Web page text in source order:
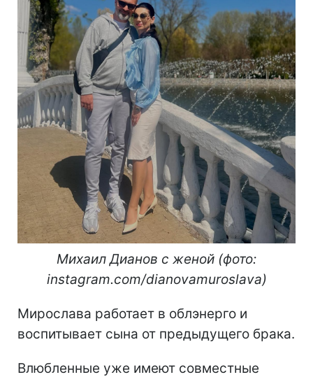
Михаил Дианов с женой (фото:
instagram.com/dianovamuroslava)
Мирослава работает в облэнерго и
воспитывает сына от предыдущего брака.
Влюбленные уже имеют совместные